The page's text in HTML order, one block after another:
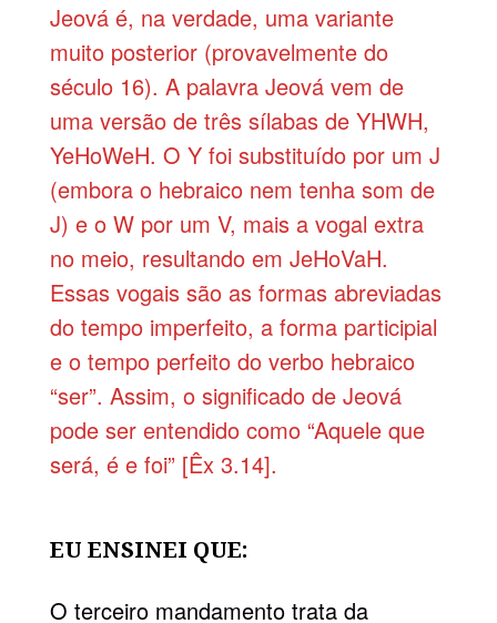
Jeová é, na verdade, uma variante
muito posterior (provavelmente do
século 16). A palavra Jeová vem de
uma versão de três sílabas de YHWH,
YeHoWeH. O Y foi substituído por um J
(embora o hebraico nem tenha som de
J) e o W por um V, mais a vogal extra
no meio, resultando em JeHoVaH.
Essas vogais são as formas abreviadas
do tempo imperfeito, a forma participial
e o tempo perfeito do verbo hebraico
“ser”. Assim, o significado de Jeová
pode ser entendido como “Aquele que
será, é e foi” [Êx 3.14].
EU ENSINEI QUE:
O terceiro mandamento trata da